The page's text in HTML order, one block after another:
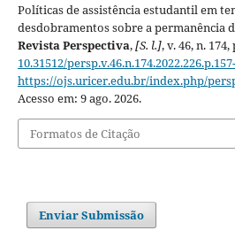
Políticas de assistência estudantil em
desdobramentos sobre a permanência
Revista Perspectiva,[S. l.], v. 46, n. 174,
10.31512/
https://ojs.uricer.edu.br/index.php/
Acesso em: 9 ago. 2026.
Formatos de Citação
Enviar Submissão